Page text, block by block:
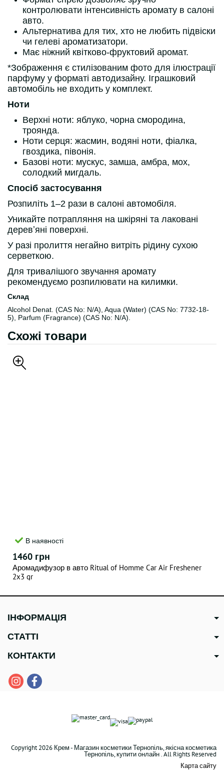
контролювати інтенсивність аромату в салоні
авто.
Альтернатива для тих, хто не любить підвіски
чи гелеві ароматизатори.
Має ніжний квітково-фруктовий аромат.
*Зображення є стилізованим фото для ілюстрації
парфуму у форматі автодизайну. Іграшковий
автомобіль не входить у комплект.
Ноти
Верхні ноти: яблуко, чорна смородина,
троянда.
Ноти серця: жасмин, водяні ноти, фіалка,
гвоздика, півонія.
Базові ноти: мускус, замша, амбра, мох,
солодкий мигдаль.
Спосіб застосування
Розпиліть 1–2 рази в салоні автомобіля.
Уникайте потрапляння на шкіряні та лаковані
деревʼяні поверхні.
У разі пролиття негайно витріть рідину сухою
серветкою.
Для тривалішого звучання аромату
рекомендуємо розпилювати на килимки.
Склад
Alcohol Denat. (CAS No: N/A), Aqua (Water) (CAS No: 7732-18-
5), Parfum (Fragrance) (CAS No: N/A).
Схожі товари
В наявності
1460 грн
Аромадифузор в авто Ritual of Homme Car Air Freshener
2x3 gr
ІНФОРМАЦІЯ
СТАТТІ
КОНТАКТИ
Copyright 2026 Крем - Магазин косметики Тернопіль, якісна косметика
Тернопіль, купити онлайн . All Rights Reserved
Карта сайту